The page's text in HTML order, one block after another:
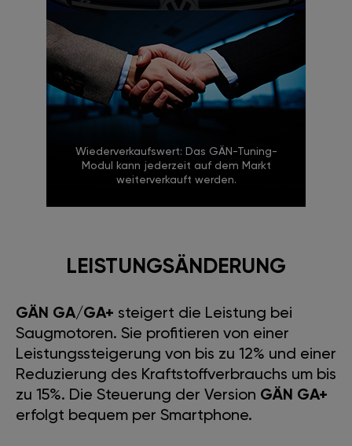
Wiederverkaufswert: Das GÄN-Tuning-
Modul kann jederzeit auf dem Markt
weiterverkauft werden.
LEISTUNGSÄNDERUNG
GÄN GA/GA+ steigert die Leistung bei
Saugmotoren. Sie profitieren von einer
Leistungssteigerung von bis zu 12% und einer
Reduzierung des Kraftstoffverbrauchs um bis
zu 15%. Die Steuerung der Version GÄN GA+
erfolgt bequem per Smartphone.